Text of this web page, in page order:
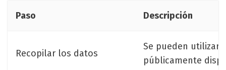
Paso Descripción
Recopilar los datos
Se pueden utilizar
públicamente